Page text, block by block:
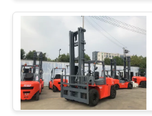
SITEMAP
PRIVACY
POLICY
Truk